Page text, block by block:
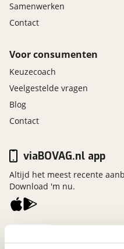
Samenwerken
Contact
Voor consumenten
Keuzecoach
Veelgestelde vragen
Blog
Contact
viaBOVAG.nl app
Altijd het meest recente
Download 'm nu.